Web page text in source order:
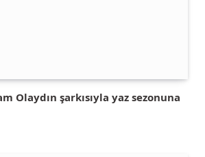
Olaydın şarkısıyla yaz sezonuna